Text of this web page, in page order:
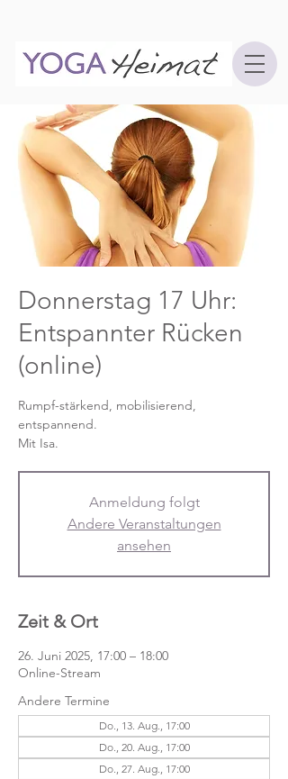
Donnerstag 17 Uhr:
Entspannter Rücken
(online)
Rumpf-stärkend, mobilisierend,
entspannend.
Mit Isa.
Anmeldung folgt
Andere Veranstaltungen
ansehen
Zeit & Ort
26. Juni 2025, 17:00 – 18:00
Online-Stream
Andere Termine
Do., 13. Aug., 17:00
Do., 20. Aug., 17:00
Do., 27. Aug., 17:00